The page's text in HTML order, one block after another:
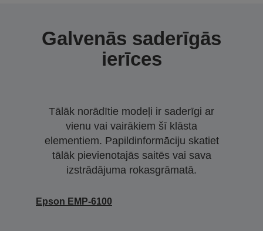
Galvenās saderīgās
ierīces
Tālāk norādītie modeļi ir saderīgi ar
vienu vai vairākiem šī klāsta
elementiem. Papildinformāciju skatiet
tālāk pievienotajās saitēs vai sava
izstrādājuma rokasgrāmatā.
Epson EMP-6100